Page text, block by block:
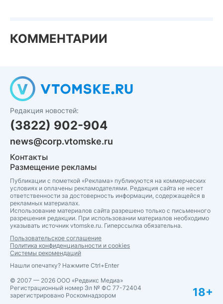
КОММЕНТАРИИ
Редакция новостей:
(3822) 902-904
news@corp.vtomske.ru
Контакты
Размещение рекламы
Публикации с пометкой «Реклама» публикуются на коммерческих
условиях и оплачены рекламодателями. Редакция сайта не несет
ответственности за достоверность информации, содержащейся в
рекламных материалах.
Использование материалов сайта разрешено только с письменного
разрешения редакции. При использовании материалов необходимо
указывать источник vtomske.ru. Гиперссылка обязательна.
Пользовательское соглашение
Политика конфиденциальности и cookies
Системы рекомендаций
Нашли опечатку? Нажмите Ctrl+Enter
© 2007 — 2026 ООО «Редвикс Медиа»
Регистрационный номер Эл № ФС 77-72404
зарегистрировано Роскомнадзором
18+